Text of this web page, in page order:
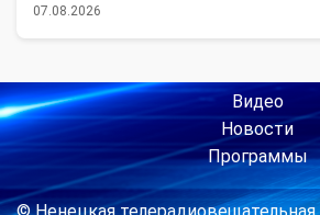
07.08.2026
Видео
Новости
Программы